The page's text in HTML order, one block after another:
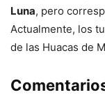
Luna, pero
Actualmente, los
de las Huacas de